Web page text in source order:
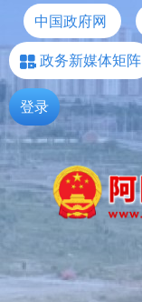
中国政府网
政务新媒体矩阵
登录